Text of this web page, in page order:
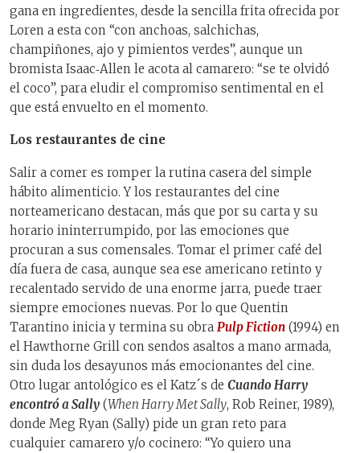
gana en ingredientes, desde la sencilla frita ofrecida por
Loren a esta con “con anchoas, salchichas,
champiñones, ajo y pimientos verdes”, aunque un
bromista Isaac‑Allen le acota al camarero: “se te olvidó
el coco”, para eludir el compromiso sentimental en el
que está envuelto en el momento.
Los restaurantes de cine
Salir a comer es romper la rutina casera del simple
hábito alimenticio. Y los restaurantes del cine
norteamericano destacan, más que por su carta y su
horario ininterrumpido, por las emociones que
procuran a sus comensales. Tomar el primer café del
día fuera de casa, aunque sea ese americano retinto y
recalentado servido de una enorme jarra, puede traer
siempre emociones nuevas. Por lo que Quentin
Tarantino inicia y termina su obra Pulp Fiction (1994) en
el Hawthorne Grill con sendos asaltos a mano armada,
sin duda los desayunos más emocionantes del cine.
Otro lugar antológico es el Katz´s de Cuando Harry
encontró a Sally (When Harry Met Sally, Rob Reiner, 1989),
donde Meg Ryan (Sally) pide un gran reto para
cualquier camarero y/o cocinero: “Yo quiero una